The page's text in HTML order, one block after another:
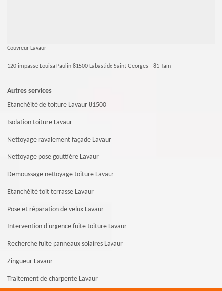
Couvreur Lavaur
120 impasse Louisa Paulin 81500 Labastide Saint Georges - 81 Tarn
Autres services
Etanchéité de toiture Lavaur 81500
Isolation toiture Lavaur
Nettoyage ravalement façade Lavaur
Nettoyage pose gouttière Lavaur
Demoussage nettoyage toiture Lavaur
Etanchéité toit terrasse Lavaur
Pose et réparation de velux Lavaur
Intervention d'urgence fuite toiture Lavaur
Recherche fuite panneaux solaires Lavaur
Zingueur Lavaur
Traitement de charpente Lavaur